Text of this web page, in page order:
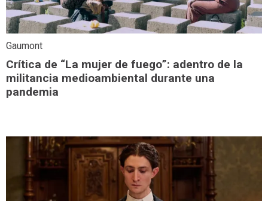
Gaumont
Crítica de “La mujer de fuego”: adentro de la
militancia medioambiental durante una
pandemia